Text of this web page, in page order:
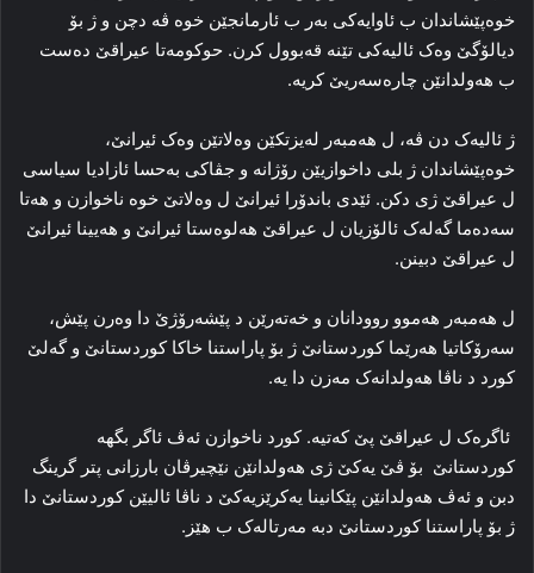
خوه‌پێشاندان ب ئاوایه‌کی به‌ر ب ئارمانجێن خوه‌ ڤه‌ دچن و ژ بۆ
دیالۆگێ وه‌ک ئالیه‌کی تێنه‌ قه‌بوول کرن. حوکومه‌تا عیراقێ ده‌ست
ب هه‌ولدانێن چاره‌سه‌ریێ کریه‌.
ژ ئالیه‌ک دن ڤه‌، ل هەمبه‌ر له‌یزتکێن وه‌لاتێن وه‌ک ئیرانێ،
خوه‌پێشاندان ژ بلی داخوازیێن رۆژانه‌ و جڤاکی به‌حسا ئازادیا سیاسی
ل عیراقێ ژی دکن. ئێدی باندۆرا ئیرانێ ل وه‌لاتێ خوه‌ ناخوازن و هه‌تا
سه‌ده‌ما گه‌له‌ک ئالۆزیان ل عیراقێ هه‌لوه‌ستا ئیرانێ و هه‌یینا ئیرانێ
ل عیراقێ دبینن.
ل هەمبه‌ر هه‌موو روودانان و خه‌ته‌رێن د پێشه‌رۆژێ دا وه‌رن پێش،
سه‌رۆکاتیا هه‌رێما کوردستانێ ژ بۆ پاراستنا خاکا کوردستانێ و گه‌لێ
کورد د ناڤا هه‌ولدانه‌ک مه‌زن دا یه‌.
ئاگره‌ک ل عیراقێ پێ که‌تیه‌. کورد ناخوازن ئه‌ڤ ئاگر بگهه‌
کوردستانێ بۆ ڤێ یه‌کێ ژی هه‌ولدانێن نێچیرڤان بارزانی پتر گرینگ
دبن و ئه‌ڤ هه‌ولدانێن پێکانینا یه‌کرێزیه‌کێ د ناڤا ئالیێن کوردستانێ دا
ژ بۆ پاراستنا کوردستانێ دبه‌ مه‌رتاله‌ک ب هێز.